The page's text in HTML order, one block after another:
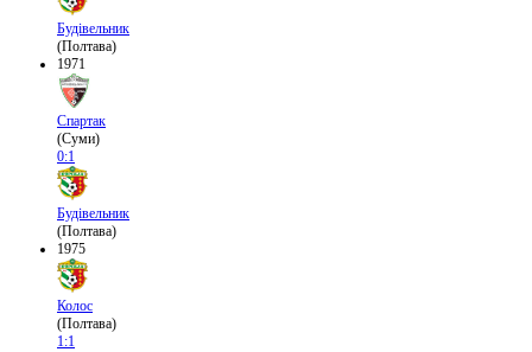
Будівельник
(Полтава)
1971
Спартак
(Суми)
0:1
Будівельник
(Полтава)
1975
Колос
(Полтава)
1:1